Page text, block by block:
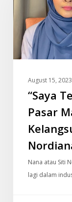
Malam
Demi
Kelangsungan
Hidup”
Nordiana
August 15, 2023
“Saya
Pasar
Nana atau Siti
lagi dalam